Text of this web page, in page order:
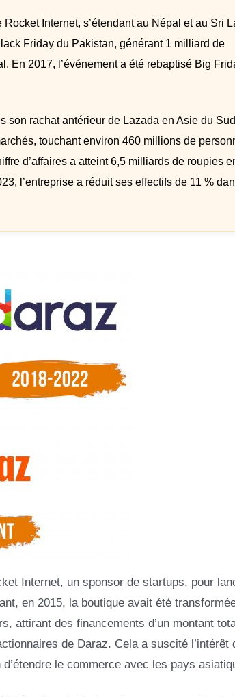
Internet, s’étendant au Népal et au Sri
Friday du Pakistan, générant 1 milliard de
En 2017, l’événement a été rebaptisé Big
son rachat antérieur de Lazada en Asie du
touchant environ 460 millions de
d’affaires a atteint 6,5 milliards de roupies
l’entreprise a réduit ses effectifs de 11 %
Internet, un sponsor de startups, pour
en 2015, la boutique avait été
attirant des financements d’un montant
de Daraz. Cela a suscité l’intérêt
le commerce avec les pays